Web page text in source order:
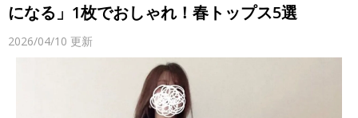
になる」1枚でおしゃれ！春トップス5選
2026/04/10 更新